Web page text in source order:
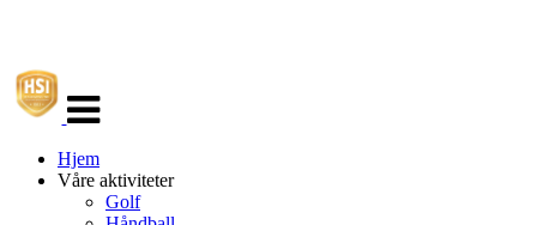
navigasjon
Hjem
Våre aktiviteter
Golf